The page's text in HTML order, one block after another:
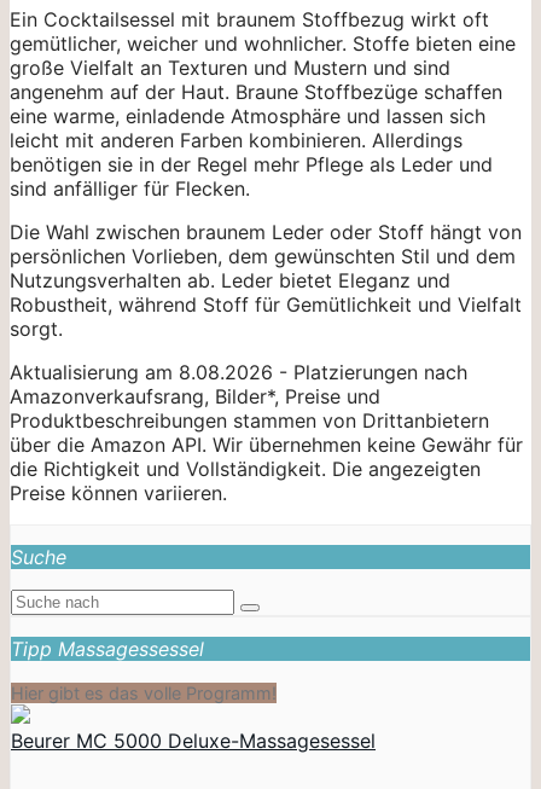
Ein Cocktailsessel mit braunem Stoffbezug wirkt oft
gemütlicher, weicher und wohnlicher. Stoffe bieten eine
große Vielfalt an Texturen und Mustern und sind
angenehm auf der Haut. Braune Stoffbezüge schaffen
eine warme, einladende Atmosphäre und lassen sich
leicht mit anderen Farben kombinieren. Allerdings
benötigen sie in der Regel mehr Pflege als Leder und
sind anfälliger für Flecken.
Die Wahl zwischen braunem Leder oder Stoff hängt von
persönlichen Vorlieben, dem gewünschten Stil und dem
Nutzungsverhalten ab. Leder bietet Eleganz und
Robustheit, während Stoff für Gemütlichkeit und Vielfalt
sorgt.
Aktualisierung am 8.08.2026 - Platzierungen nach
Amazonverkaufsrang, Bilder*, Preise und
Produktbeschreibungen stammen von Drittanbietern
über die Amazon API. Wir übernehmen keine Gewähr für
die Richtigkeit und Vollständigkeit. Die angezeigten
Preise können variieren.
Suche
Tipp Massagessessel
Hier gibt es das volle Programm!
Beurer MC 5000 Deluxe-Massagesessel